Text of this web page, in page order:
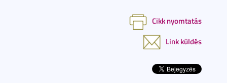
Cikk nyomtatás
Link küldés